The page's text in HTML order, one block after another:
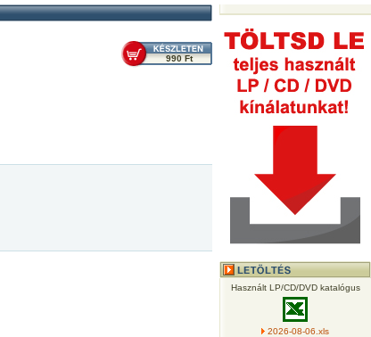
990 Ft
Használt LP/CD/DVD katalógus
2026-08-06.xls